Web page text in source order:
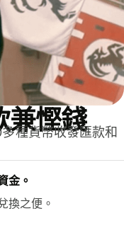
兼慳錢
種貨幣收發匯款和
金。
換之便。